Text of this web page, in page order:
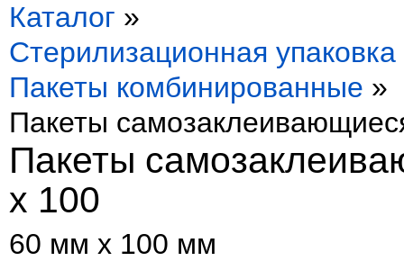
Каталог »
Стерилизационная упаковка
Пакеты комбинированные »
Пакеты
Пакеты
x 100
60 мм х 100 мм